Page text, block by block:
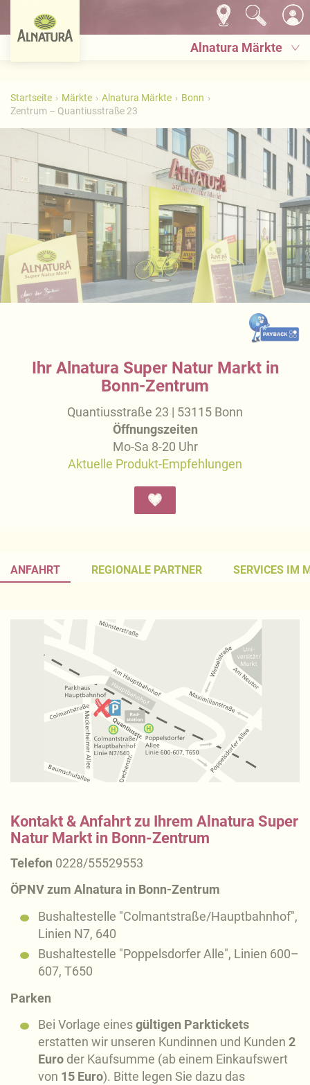
Alnatura Märkte
Startseite Märkte Alnatura Märkte
Bonn
Zentrum – Quantiusstraße 23
Ihr Alnatura Super Natur Markt in
Bonn-Zentrum
Quantiusstraße 23 | 53115 Bonn
Öffnungszeiten
Mo-Sa 8-20 Uhr
Aktuelle Produkt-Empfehlungen
ANFAHRT REGIONALE PARTNER SERVICES IM
Kontakt & Anfahrt zu Ihrem Alnatura Super
Natur Markt in Bonn-Zentrum
Telefon 0228/55529553
ÖPNV zum Alnatura in Bonn-Zentrum
Bushaltestelle "Colmantstraße/Hauptbahnhof",
Linien N7, 640
Bushaltestelle "Poppelsdorfer Alle", Linien 600–
607, T650
Parken
Bei Vorlage einesgültigen Parktickets
erstatten wir unseren Kundinnen und Kunden 2
Euro der Kaufsumme (ab einem Einkaufswert
von 15 Euro). Bitte legen Sie dazu das